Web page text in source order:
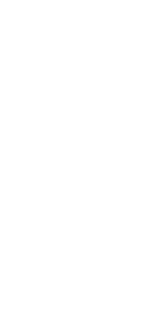
favoritos
favoritos